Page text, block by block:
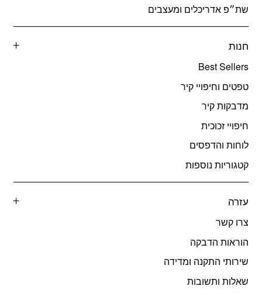
שת״פ אדריכלים ומעצבים
חנות
Best Sellers
טפטים וחיפויי קיר
מדבקות קיר
חיפויי זכוכית
לוחות והדפסים
קטגוריות נוספות
עזרה
צרו קשר
הוראות הדבקה
שירותי התקנה ומדידה
שאלות ותשובות